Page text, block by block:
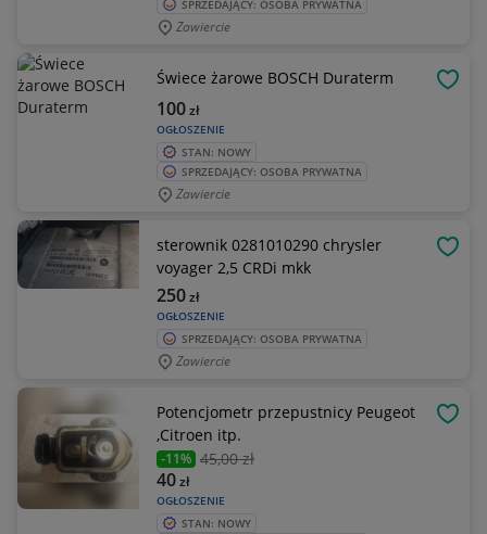
SPRZEDAJĄCY: OSOBA PRYWATNA
Zawiercie
Świece żarowe BOSCH Duraterm
OGŁOSZENIE
100zł
STAN: NOWY
SPRZEDAJĄCY: OSOBA PRYWATNA
Zawiercie
sterownik 0281010290 chrysler
voyager 2,5 CRDi mkk
OGŁOSZENIE
250zł
SPRZEDAJĄCY: OSOBA PRYWATNA
Zawiercie
Potencjometr przepustnicy Peugeot
,Citroen itp.
-11% 45,00 zł
OGŁOSZENIE
40zł
STAN: NOWY